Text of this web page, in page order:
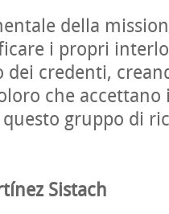
della
i propri
dei credenti,
che accettano
gruppo di
Sistach